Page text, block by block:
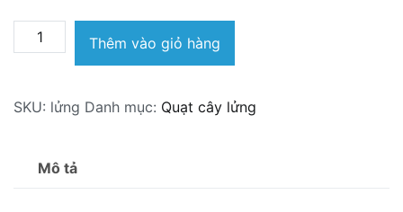
Quạt
rút
Điện
Thêm vào giỏ hàng
SKU: lửng Danh mục: Quạt cây lửng
Mô tả